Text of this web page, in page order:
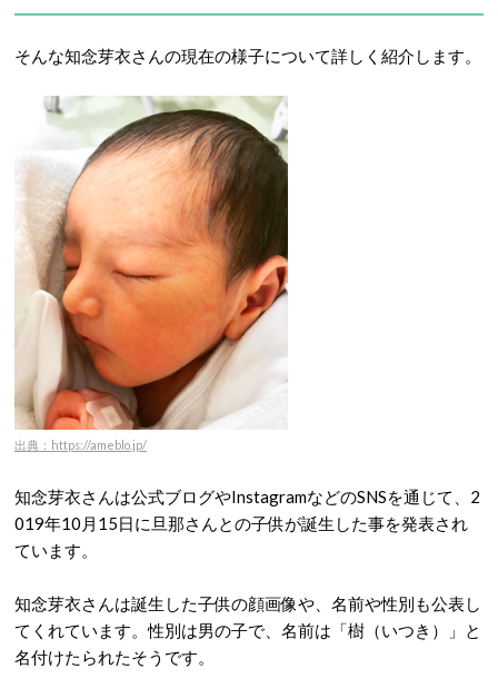
そんな知念芽衣さんの現在の様子について詳しく紹介します。
出典：https://ameblo.jp/
知念芽衣さんは公式ブログやInstagramなどのSNSを通じて、2
019年10月15日に旦那さんとの子供が誕生した事を発表され
ています。
知念芽衣さんは誕生した子供の顔画像や、名前や性別も公表し
てくれています。性別は男の子で、名前は「樹（いつき）」と
名付けたられたそうです。